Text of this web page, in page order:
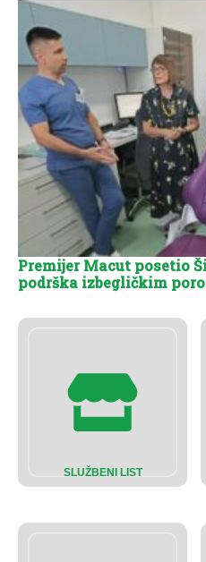
SLUŽBENI LIST
Premijer Macut posetio
podrška izbegličkim